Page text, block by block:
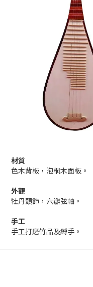
材質
色木背板，泡桐木面板。
外觀
牡丹頭飾，六瓣弦軸。
手工
手工打磨竹品及縛手。